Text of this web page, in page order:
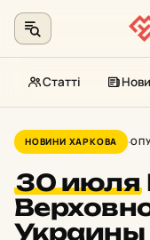
до
контенту
Статті
НОВИНИ ХАРКОВА
30 июля
Украины